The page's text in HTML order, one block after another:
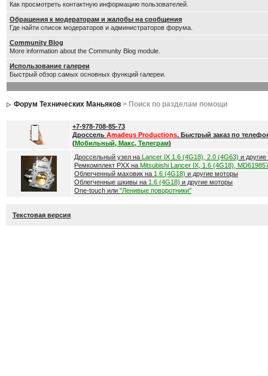
Как просмотреть контактную информацию пользователей.
Обращения к модераторам и жалобы на сообщения
Где найти список модераторов и администраторов форума.
Community Blog
More information about the Community Blog module.
Использование галереи
Быстрый обзор самых основных функций галереи.
Форум Технических Маньяков> Поиск по разделам помощи
+7-978-708-85-73
Дроссель Amadeus Productions. Быстрый заказ по
(Мобильный, Макс, Телеграм)
Дроссельный узел на Lancer IX 1.6 (4G18), 2.0 (4G63) и
Ремкомплект РХХ на Mitsubishi Lancer IX, 1.6 (4G18),
Облегченный маховик на 1.6 (4G18) и другие моторы
Облегченные шкивы на 1.6 (4G18) и другие моторы
One-touch или "Ленивые поворотники"
Текстовая версия